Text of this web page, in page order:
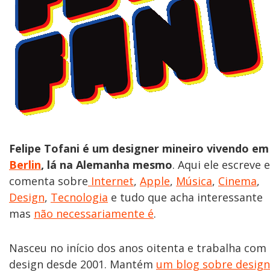
Felipe Tofani é um designer mineiro vivendo em
Berlin, lá na Alemanha mesmo. Aqui ele escreve e
comenta sobre Internet, Apple, Música, Cinema,
Design, Tecnologia e tudo que acha interessante
mas não necessariamente é.
Nasceu no início dos anos oitenta e trabalha com
design desde 2001. Mantém um blog sobre design